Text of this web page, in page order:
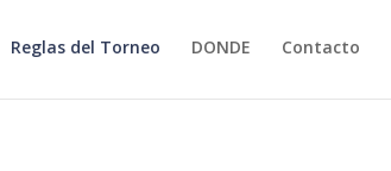
Reglas del Torneo DONDE Contacto